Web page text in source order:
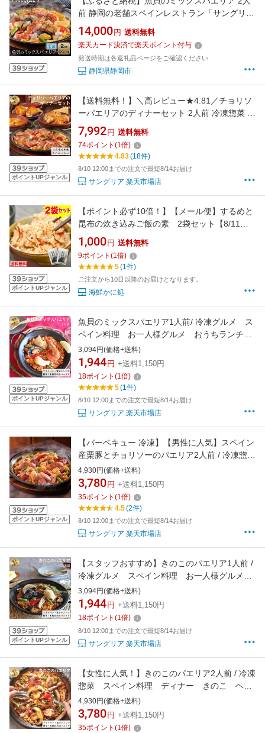
前 静岡の老舗スペインレストラン「サングリ
ア」 冷凍 スペイン料理 パエリア タパス ワイン
バル バール◇
14,000 円 送料無料
楽天カード決済で楽天ポイント付与
発送時期は各返礼品ページをご確認ください
静岡県静岡市
ポイントUPジャンル
【送料無料！】＼高レビュー★4.81／チョリソ
ーパエリアのディナーセット 2人前 冷凍惣菜 コ
ース料理 お取り寄せ セットディナー 温め
るだけ 贈り物 ピリ辛 ジューシー
7,992 円 送料無料
74ポイント (1倍)
4.83(18件)
8/10 12:00までの注文で最短8/14お届け
サングリア 楽天市場店
ポイントUPジャンル
【ポイント必ず10倍！】【メール便】するめと
昆布の炊き込みご飯の素 2袋セット【8/11
01:59迄エントリーで】
1,000 円 送料無料
9ポイント (1倍)
5(1件)
ご注文から10日以降のお届けとなります。
海鮮かに処
ポイントUPジャンル
魚貝のミックスパエリア1人前/ 冷凍グルメ ス
ペイン料理 お一人様グルメ おうちランチ
ディナー 簡単 電子レンジ調理 ギフト
3,094円(価格+送料)
1,944 円 +送料1,150円
18ポイント (1倍)
5(1件)
8/10 12:00までの注文で最短8/14お届け
サングリア 楽天市場店
ポイントUPジャンル
【バーベキュー 冷凍】【男性に人気】スペイン
産栗豚とチョリソーのパエリア2人前 / 冷凍惣菜
スペイン料理 ディナー レストランの味 ビ
ールに合う 温めるだけ レンチンごはん
4,930円(価格+送料)
3,780 円 +送料1,150円
35ポイント (1倍)
4.5(2件)
8/10 12:00までの注文で最短8/14お届け
サングリア 楽天市場店
ポイントUPジャンル
【スタッフおすすめ】きのこのパエリア1人前 /
冷凍グルメ スペイン料理 お一人様グルメ
おうちランチ ディナー ヘルシー レンチン
ごはん マッシュルーム スーパーフード 腸
活 菌活
3,094円(価格+送料)
1,944 円 +送料1,150円
18ポイント (1倍)
8/10 12:00までの注文で最短8/14お届け
サングリア 楽天市場店
【女性に人気！】きのこのパエリア2人前 / 冷凍
惣菜 スペイン料理 ディナー きのこ ヘル
シー 温めるだけ レンチンごはん スーパー
フード 腸活 菌活
4,930円(価格+送料)
3,780 円 +送料1,150円
35ポイント (1倍)